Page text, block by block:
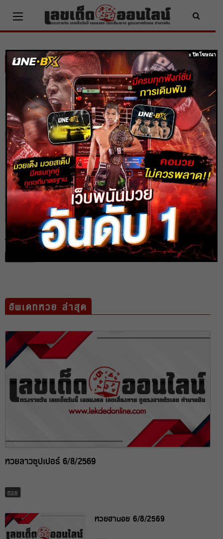
content
ผลหวยหุ้นจีนรอบเช้า 23/10/66
Home ผลหวยหุ้นจีนรอบเช้า 23/10/66
ผลหวยหุ้นจีนรอบเช้า 23/10/66 หุ้นวันนี้ ตรวจเช็คผลหวยหุ้นก่อน
ใคร
อัพเดทหวย ล่าสุด
หวยลาวซุปเปอร์ 6/8/2569
หวย
หวยฮานอย 6/8/2569
x ปิดโฆษณา